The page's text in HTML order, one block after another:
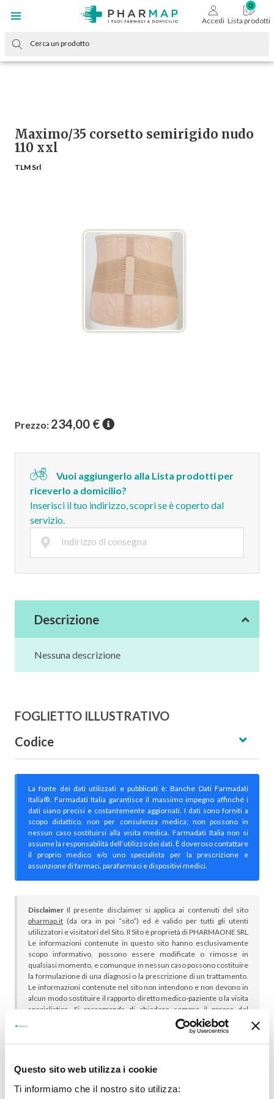
Questo sito web utilizza i cookie
Ti informiamo che il nostro sito utilizza:
Accedi Lista prodotti
Maximo/35 corsetto semirigido nudo
110 xxl
TLM Srl
Prezzo: 234,00 €
Vuoi aggiungerlo alla Lista prodotti per
riceverlo a domicilio?
Inserisci il tuo indirizzo, scopri se è coperto dal
servizio.
Descrizione
Nessuna descrizione
FOGLIETTO ILLUSTRATIVO
Codice
La fonte dei dati utilizzati e pubblicati è: Banche Dati Farmadati
Italia®. Farmadati Italia garantisce il massimo impegno affinché i
dati siano precisi e costantemente aggiornati. I dati sono forniti a
scopo didattico, non per consulenza medica; non possono in
nessun caso sostituirsi alla visita medica. Farmadati Italia non si
assume la responsabilità dell’utilizzo dei dati. È doveroso contattare
il proprio medico e/o uno specialista per la prescrizione e
assunzione di farmaci, parafarmaci e dispositivi medici.
Disclaimer Il presente disclaimer si applica ai contenuti del sito
pharmap.it (da ora in poi “sito”) ed è valido per tutti gli utenti
utilizzatori e visitatori del Sito. Il Sito è proprietà di PHARMAONE SRL
Le informazioni contenute in questo sito hanno esclusivamente
scopo informativo, possono essere modificate o rimosse in
qualsiasi momento, e comunque in nessun caso possono costituire
la formulazione di una diagnosi o la prescrizione di un trattamento.
Le informazioni contenute nel sito non intendono e non devono in
alcun modo sostituire il rapporto diretto medico-paziente o la visita
specialistica. Si raccomanda di chiedere sempre il parere del
proprio medico curante e/o di specialisti riguardo qualsiasi
indicazione riportata. Se si hanno dubbi o quesiti sull’uso di un
medicinale è necessario consultare il proprio medico.